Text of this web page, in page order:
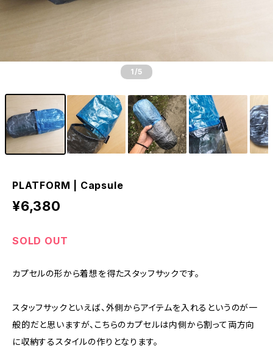
1 /5
PLATFORM | Capsule
¥6,380
SOLD OUT
カプセルの形から着想を得たスタッフサックです。
スタッフサックといえば、外側からアイテムを入れるというのが一
般的だと思いますが、こちらのカプセルは内側から割って両方向
に収納するスタイルの作りとなります。